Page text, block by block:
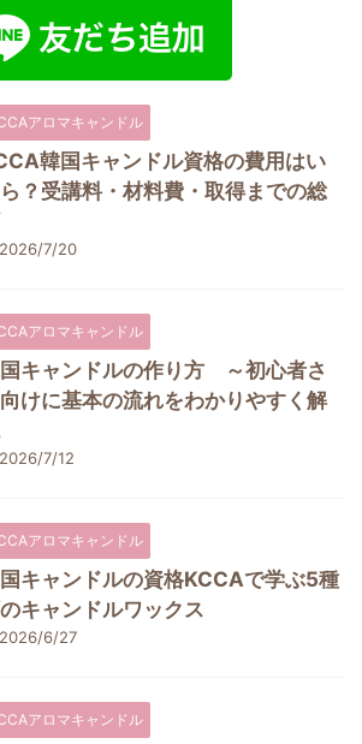
アロマキャンドル
韓国キャンドル資格の費用はい
ら？受講料・材料費・取得までの総
2026/7/20
アロマキャンドル
キャンドルの作り方 ～初心者さ
けに基本の流れをわかりやすく解
2026/7/12
アロマキャンドル
キャンドルの資格KCCAで学ぶ5種
キャンドルワックス
2026/6/27
アロマキャンドル